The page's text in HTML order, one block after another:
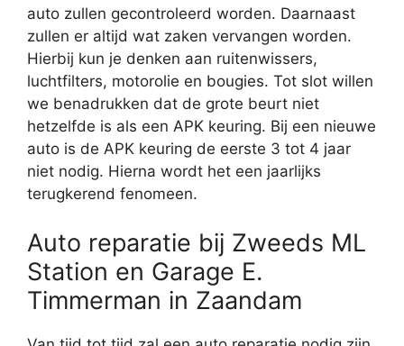
auto zullen gecontroleerd worden. Daarnaast
zullen er altijd wat zaken vervangen worden.
Hierbij kun je denken aan ruitenwissers,
luchtfilters, motorolie en bougies. Tot slot willen
we benadrukken dat de grote beurt niet
hetzelfde is als een APK keuring. Bij een nieuwe
auto is de APK keuring de eerste 3 tot 4 jaar
niet nodig. Hierna wordt het een jaarlijks
terugkerend fenomeen.
Auto reparatie bij Zweeds ML
Station en Garage E.
Timmerman in Zaandam